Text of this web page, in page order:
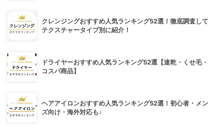
クレンジングおすすめ人気ランキング52選！徹底調査して
テクスチャータイプ別に紹介！
ドライヤーおすすめ人気ランキング52選【速乾・くせ毛・
コスパ商品】
ヘアアイロンおすすめ人気ランキング52選！初心者・メン
ズ向け・海外対応も♪